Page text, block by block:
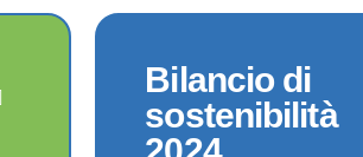
Bilancio di
sostenibilità